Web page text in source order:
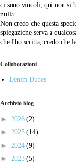
ci sono vincoli, qui non si
nulla.
Non credo che questa
spiegazione serva a
che l'ho scritta, credo che
Collaborazioni
Denim Dudes
Archivio blog
► 2026 (2)
► 2025 (14)
► 2024 (9)
► 2023 (5)